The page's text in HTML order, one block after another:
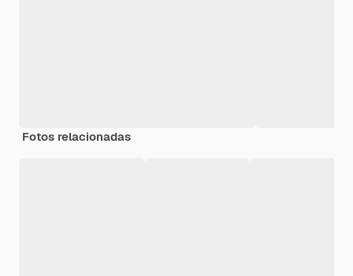
Fotos relacionadas